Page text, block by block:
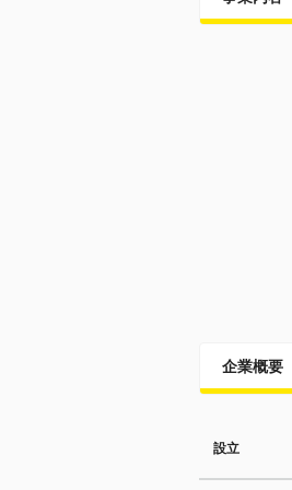
企業概要
設立